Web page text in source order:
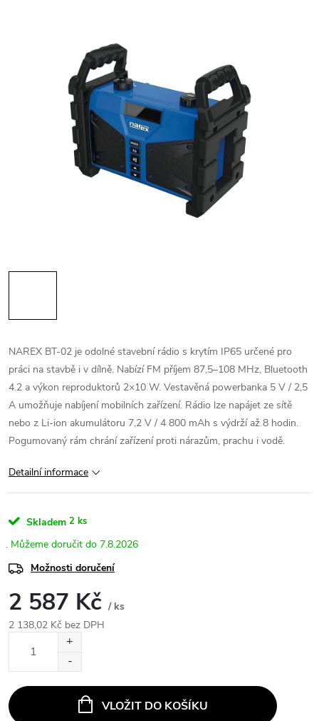
NAREX BT-02 je odolné stavební rádio s krytím IP65 určené pro
práci na stavbě i v dílně. Nabízí FM příjem 87,5–108 MHz, Bluetooth
4.2 a výkon reproduktorů 2×10 W. Vestavěná powerbanka 5 V / 2,5
A umožňuje nabíjení mobilních zařízení. Rádio lze napájet ze sítě
nebo z Li-ion akumulátoru 7,2 V / 4 800 mAh s výdrží až 8 hodin.
Pogumovaný rám chrání zařízení proti nárazům, prachu i vodě.
Detailní informace
Skladem 2 ks
7.8.2026
Možnosti doručení
2 587 Kč / ks
2 138,02 Kč bez DPH
VLOŽIT DO KOŠÍKU